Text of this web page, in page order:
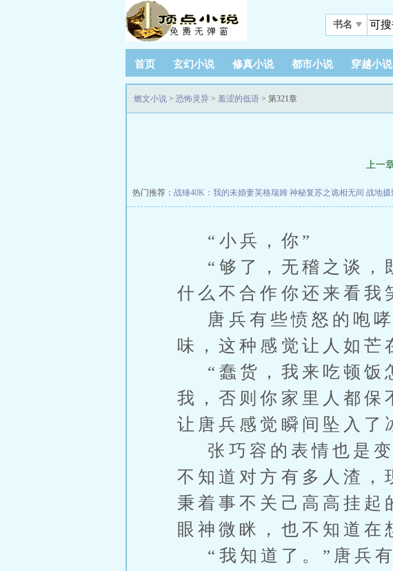
书名
首页 玄幻小说 修真小说 都市小说 穿越小说
燃文小说 > 恐怖灵异 > 羞涩的低语 > 第321章
上一
热门推荐： 战锤40K：我的未婚妻芙格瑞姆 神秘复苏之诡相无间 战地摄
“小兵，你”
“够了，无稽之谈，
什么不合作你还来看我
唐兵有些愤怒的咆哮
味，这种感觉让人如芒
“蠢货，我来吃顿饭
我，否则你家里人都保
让唐兵感觉瞬间坠入了
张巧容的表情也是变
不知道对方有多人渣，
秉着事不关己高高挂起
眼神微眯，也不知道在
“我知道了。”唐兵有